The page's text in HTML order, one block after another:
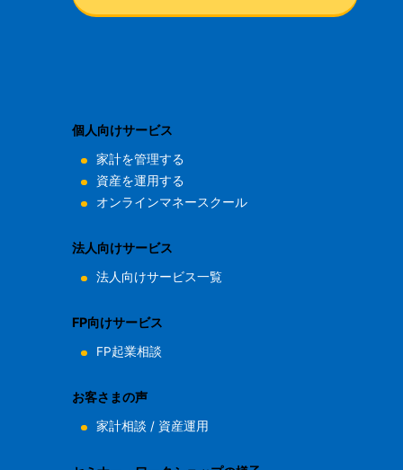
個人向けサービス
家計を管理する
資産を運用する
オンラインマネースクール
法人向けサービス
法人向けサービス一覧
FP向けサービス
FP起業相談
お客さまの声
家計相談 / 資産運用